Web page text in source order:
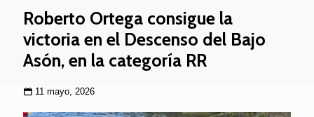
Roberto Ortega consigue la
victoria en el Descenso del Bajo
Asón, en la categoría RR
11 mayo, 2026